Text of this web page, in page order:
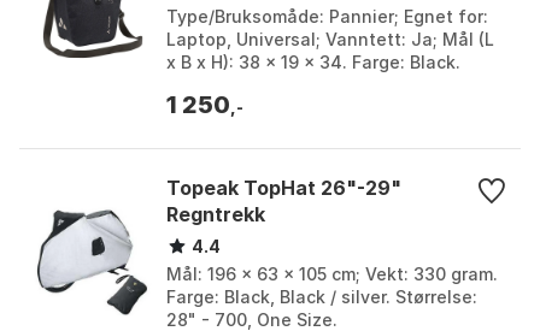
Type/Bruksomåde: Pannier; Egnet for:
Laptop, Universal; Vanntett: Ja; Mål (L
x B x H): 38 x 19 x 34. Farge: Black.
1 250 ,-
Topeak TopHat 26"-29"
Regntrekk
4.4
Mål: 196 x 63 x 105 cm; Vekt: 330 gram.
Farge: Black, Black / silver. Størrelse:
28" - 700, One Size.